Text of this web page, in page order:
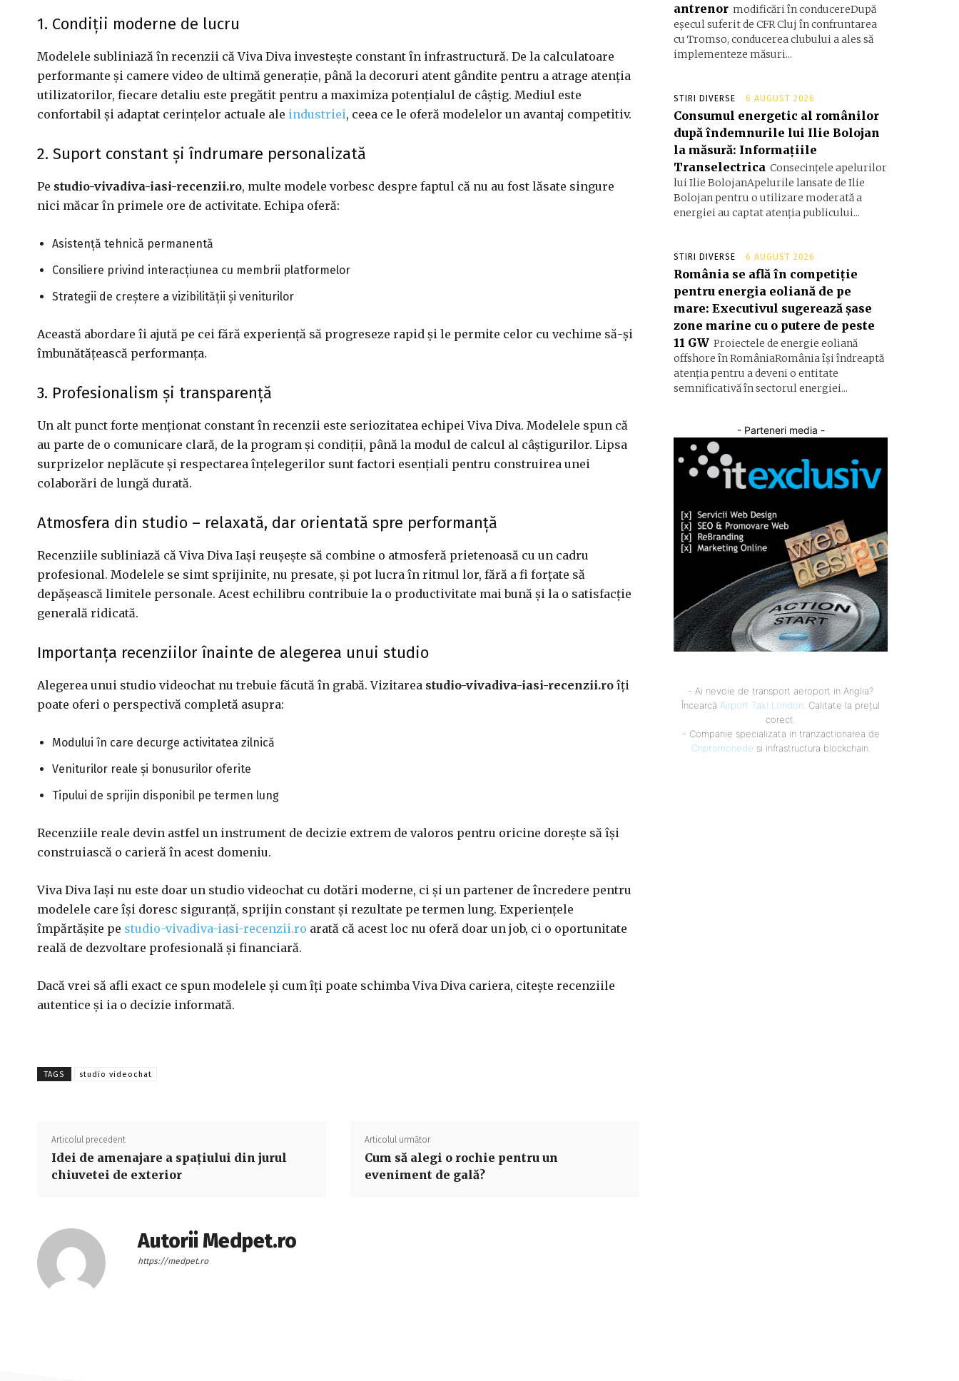
1. Condiții moderne de lucru
Modelele subliniază în recenzii că Viva Diva investește constant în infrastructură. De la calculatoare
performante și camere video de ultimă generație, până la decoruri atent gândite pentru a atrage atenția
utilizatorilor, fiecare detaliu este pregătit pentru a maximiza potențialul de câștig. Mediul este
confortabil și adaptat cerințelor actuale ale industriei, ceea ce le oferă modelelor un avantaj competitiv.
2. Suport constant și îndrumare personalizată
Pe studio-vivadiva-iasi-recenzii.ro, multe modele vorbesc despre faptul că nu au fost lăsate singure
nici măcar în primele ore de activitate. Echipa oferă:
Asistență tehnică permanentă
Consiliere privind interacțiunea cu membrii platformelor
Strategii de creștere a vizibilității și veniturilor
Această abordare îi ajută pe cei fără experiență să progreseze rapid și le permite celor cu vechime să-și
îmbunătățească performanța.
3. Profesionalism și transparență
Un alt punct forte menționat constant în recenzii este seriozitatea echipei Viva Diva. Modelele spun că
au parte de o comunicare clară, de la program și condiții, până la modul de calcul al câștigurilor. Lipsa
surprizelor neplăcute și respectarea înțelegerilor sunt factori esențiali pentru construirea unei
colaborări de lungă durată.
Atmosfera din studio – relaxată, dar orientată spre performanță
Recenziile subliniază că Viva Diva Iași reușește să combine o atmosferă prietenoasă cu un cadru
profesional. Modelele se simt sprijinite, nu presate, și pot lucra în ritmul lor, fără a fi forțate să
depășească limitele personale. Acest echilibru contribuie la o productivitate mai bună și la o satisfacție
generală ridicată.
Importanța recenziilor înainte de alegerea unui studio
Alegerea unui studio videochat nu trebuie făcută în grabă. Vizitarea studio-vivadiva-iasi-recenzii.ro îți
poate oferi o perspectivă completă asupra:
Modului în care decurge activitatea zilnică
Veniturilor reale și bonusurilor oferite
Tipului de sprijin disponibil pe termen lung
Recenziile reale devin astfel un instrument de decizie extrem de valoros pentru oricine dorește să își
construiască o carieră în acest domeniu.
Viva Diva Iași nu este doar un studio videochat cu dotări moderne, ci și un partener de încredere pentru
modelele care își doresc siguranță, sprijin constant și rezultate pe termen lung. Experiențele
împărtășite pe studio-vivadiva-iasi-recenzii.ro arată că acest loc nu oferă doar un job, ci o oportunitate
reală de dezvoltare profesională și financiară.
Dacă vrei să afli exact ce spun modelele și cum îți poate schimba Viva Diva cariera, citește recenziile
autentice și ia o decizie informată.
TAGS studio videochat
Articolul precedent
Idei de amenajare a spațiului din jurul
chiuvetei de exterior
Articolul următor
Cum să alegi o rochie pentru un
eveniment de gală?
Autorii Medpet.ro
https://medpet.ro
antrenor modificări în conducereDupă
eșecul suferit de CFR Cluj în confruntarea
cu Tromso, conducerea clubului a ales să
implementeze măsuri...
STIRI DIVERSE 6 AUGUST 2026
Consumul energetic al românilor
după îndemnurile lui Ilie Bolojan
la măsură: Informațiile
Transelectrica Consecințele apelurilor
lui Ilie BolojanApelurile lansate de Ilie
Bolojan pentru o utilizare moderată a
energiei au captat atenția publicului...
STIRI DIVERSE 6 AUGUST 2026
România se află în competiție
pentru energia eoliană de pe
mare: Executivul sugerează șase
zone marine cu o putere de peste
11 GW Proiectele de energie eoliană
offshore în RomâniaRomânia își îndreaptă
atenția pentru a deveni o entitate
semnificativă în sectorul energiei...
- Parteneri media -
- Ai nevoie de transport aeroport in Anglia?
Încearcă Airport Taxi London. Calitate la prețul
corect.
- Companie specializata in tranzactionarea de
Criptomonede si infrastructura blockchain.